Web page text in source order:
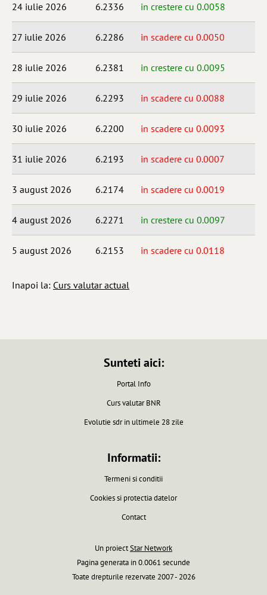
24 iulie 2026 6.2336 in crestere cu 0.0058
27 iulie 2026 6.2286 in scadere cu 0.0050
28 iulie 2026 6.2381 in crestere cu 0.0095
29 iulie 2026 6.2293 in scadere cu 0.0088
30 iulie 2026 6.2200 in scadere cu 0.0093
31 iulie 2026 6.2193 in scadere cu 0.0007
3 august 2026 6.2174 in scadere cu 0.0019
4 august 2026 6.2271 in crestere cu 0.0097
5 august 2026 6.2153 in scadere cu 0.0118
Inapoi la: Curs valutar actual
Sunteti aici:
Portal Info
Curs valutar BNR
Evolutie sdr in ultimele 28 zile
Informatii:
Termeni si conditii
Cookies si protectia datelor
Contact
Un proiectStar Network
Pagina generata in 0.0061 secunde
Toate drepturile rezervate 2007 - 2026